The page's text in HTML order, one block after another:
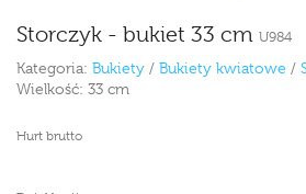
Storczyk - bukiet 33 cm U984
Kategoria: Bukiety / Bukiety kwiatowe /
Wielkość: 33 cm
Hurt brutto